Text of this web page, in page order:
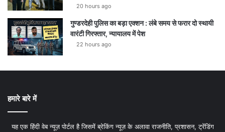
20 hours ago
गुण्डरदेही पुलिस का बड़ा एक्शन : लंबे समय से फरार दो स्थायी
वारंटी गिरफ्तार, न्यायालय में पेश
22 hours ago
हमारे बारे में
यह एक हिंदी वेब न्यूज़ पोर्टल है जिसमें ब्रेकिंग न्यूज़ के अलावा राजनीति, प्रशासन, ट्रेंडिंग